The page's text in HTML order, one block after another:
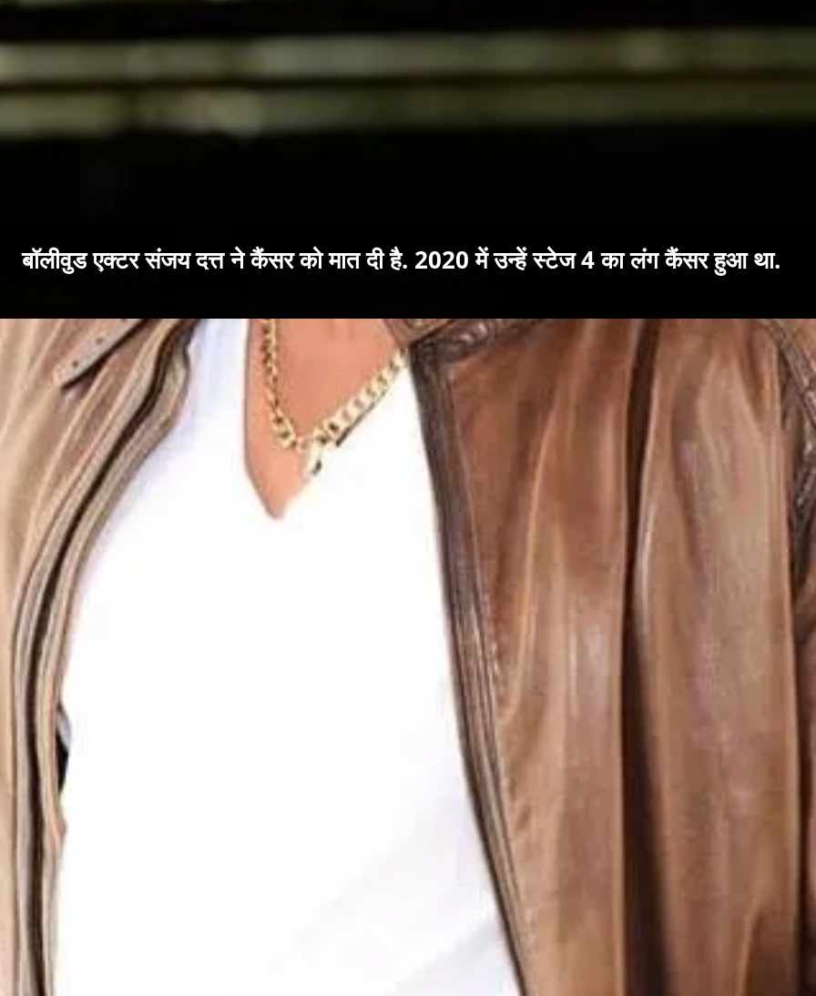
बॉलीवुड एक्टर संजय दत्त ने कैंसर को मात दी है. 2020 में उन्हें स्टेज 4 का लंग कैंसर हुआ था.